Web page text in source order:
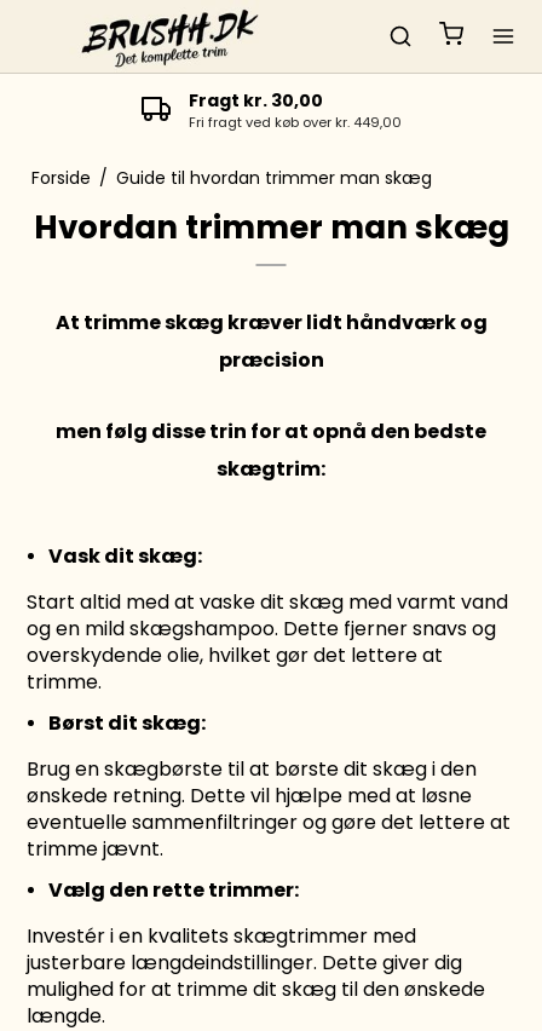
Fragt kr. 30,00
Fri fragt ved køb over kr. 449,00
Forside / Guide til hvordan trimmer man skæg
Hvordan trimmer man skæg
At trimme skæg kræver lidt håndværk og
præcision
men følg disse trin for at opnå den bedste
skægtrim:
Vask dit skæg:
Start altid med at vaske dit skæg med varmt vand
og en mild skægshampoo. Dette fjerner snavs og
overskydende olie, hvilket gør det lettere at
trimme.
Børst dit skæg:
Brug en skægbørste til at børste dit skæg i den
ønskede retning. Dette vil hjælpe med at løsne
eventuelle sammenfiltringer og gøre det lettere at
trimme jævnt.
Vælg den rette trimmer:
Investér i en kvalitets skægtrimmer med
justerbare længdeindstillinger. Dette giver dig
mulighed for at trimme dit skæg til den ønskede
længde.